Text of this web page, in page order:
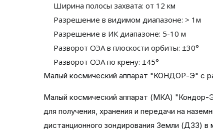
Ширина полосы захвата: от 12 км
Разрешение в видимом диапазоне: > 1м
Разрешение в ИК диапазоне: 5-10 м
Разворот ОЭА в плоскости орбиты: ±30°
Разворот ОЭА по крену: ±45°
Малый космический аппарат "КОНДОР-Э" с
Малый космический аппарат (МКА) "Кондор-
для получения, хранения и передачи на
дистанционного зондирования Земли (ДЗЗ) в